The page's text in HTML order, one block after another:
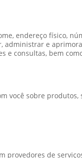
endereço físico,
e
e consultas, bem
você sobre
provedores de